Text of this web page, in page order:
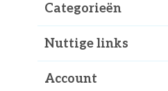
Categorieën
Nuttige links
Account